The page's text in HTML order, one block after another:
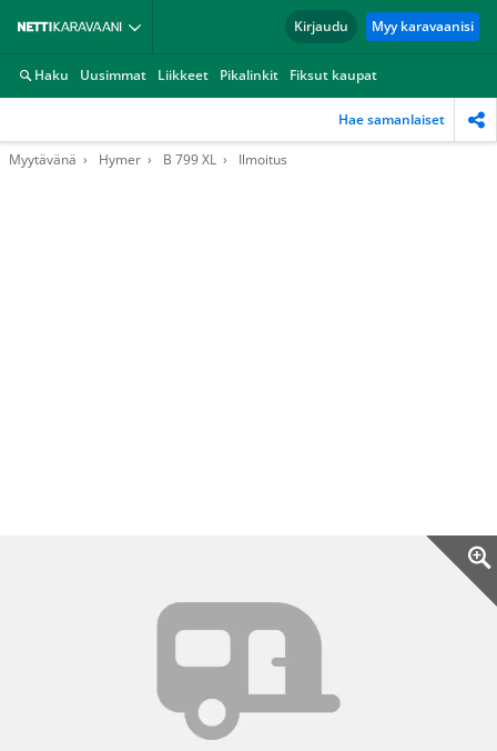
Kirjaudu Myy karavaanisi
Haku Uusimmat Liikkeet Pikalinkit Fiksut kaupat
Hae samanlaiset
Myytävänä Hymer B 799 XL Ilmoitus